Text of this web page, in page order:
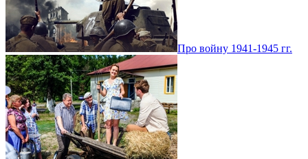
Про войну 1941-1945 гг.